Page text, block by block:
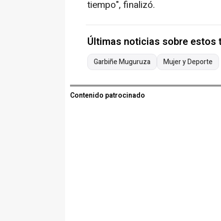
tiempo", finalizó.
Últimas noticias sobre estos
Garbiñe Muguruza Mujer y Deporte
Contenido patrocinado